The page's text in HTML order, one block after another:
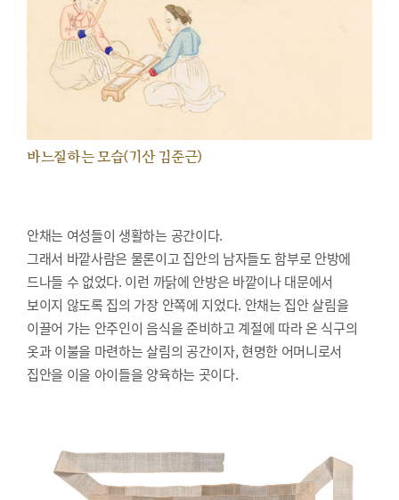
바느질하는 모습(기산 김준근)
안채는 여성들이 생활하는 공간이다.
그래서 바깥사람은 물론이고 집안의 남자들도 함부로 안방에
드나들 수 없었다. 이런 까닭에 안방은 바깥이나 대문에서
보이지 않도록 집의 가장 안쪽에 지었다. 안채는 집안 살림을
이끌어 가는 안주인이 음식을 준비하고 계절에 따라 온 식구의
옷과 이불을 마련하는 살림의 공간이자, 현명한 어머니로서
집안을 이을 아이들을 양육하는 곳이다.